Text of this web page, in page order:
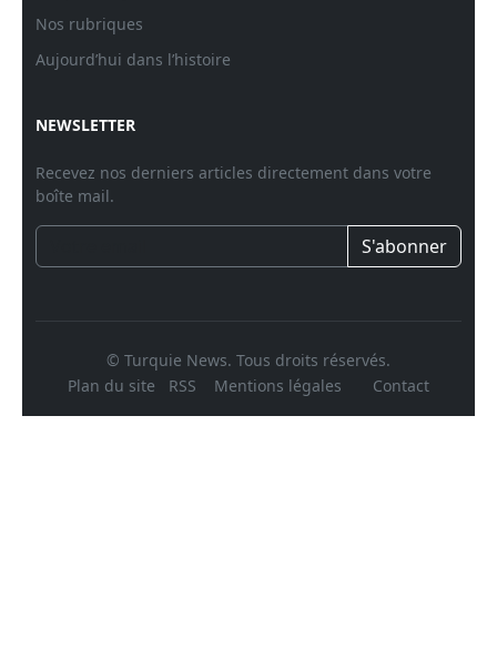
Nos rubriques
Aujourd’hui dans l’histoire
NEWSLETTER
Recevez nos derniers articles directement dans votre
boîte mail.
S'abonner
© Turquie News. Tous droits réservés.
Plan du site
RSS Mentions légales Contact